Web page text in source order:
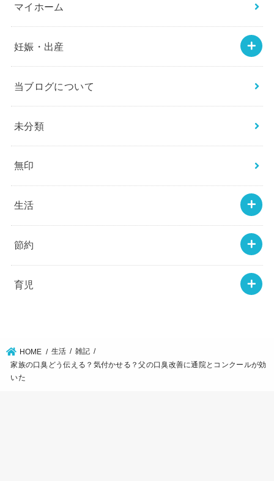
マイホーム
妊娠・出産
当ブログについて
未分類
無印
生活
節約
育児
HOME 生活
雑記
家族の口臭どう伝える？気付かせる？父の口臭改善に通院とコンクールが効
いた